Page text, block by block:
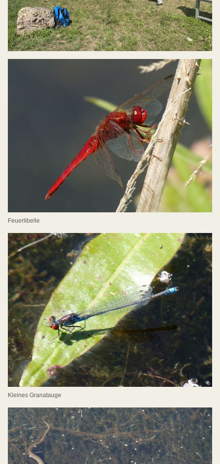
Feuerlibelle
Kleines Granatauge